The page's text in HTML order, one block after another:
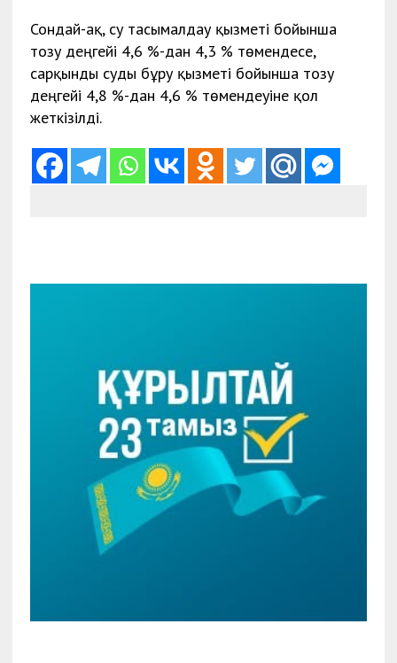
Сондай-ақ, су тасымалдау қызметі бойынша
тозу деңгейі 4,6 %-дан 4,3 % төмендесе,
сарқынды суды бұру қызметі бойынша тозу
деңгейі 4,8 %-дан 4,6 % төмендеуіне қол
жеткізілді.